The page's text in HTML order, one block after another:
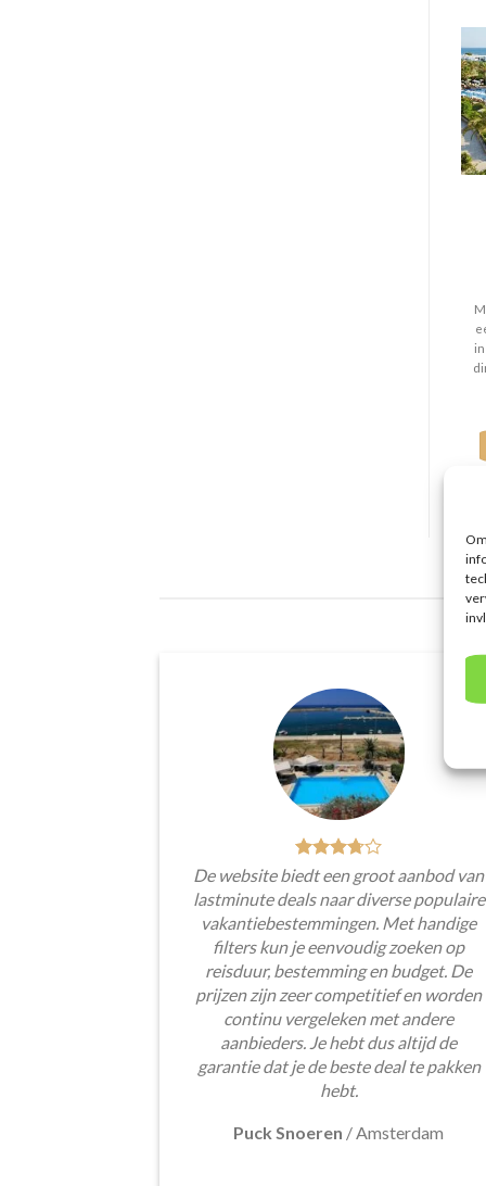
De website biedt een groot aanbod van
lastminute deals naar diverse populaire
vakantiebestemmingen. Met handige
filters kun je eenvoudig zoeken op
reisduur, bestemming en budget. De
prijzen zijn zeer competitief en worden
continu vergeleken met andere
aanbieders. Je hebt dus altijd de
garantie dat je de beste deal te pakken
hebt.
Puck Snoeren /Amsterdam